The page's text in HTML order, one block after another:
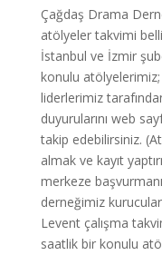
Çağdaş Drama
atölyeler takvimi
İstanbul ve İzmir
konulu
liderlerimiz
duyurularını web
takip edebilirsiniz.
almak ve kayıt
merkeze
derneğimiz
Levent çalışma
saatlik bir konulu